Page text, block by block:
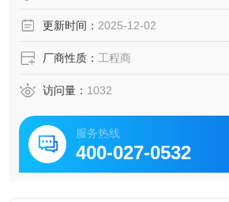
更新时间： 2025-12-02
厂商性质： 工程商
访问量： 1032
服务热线
400-027-0532